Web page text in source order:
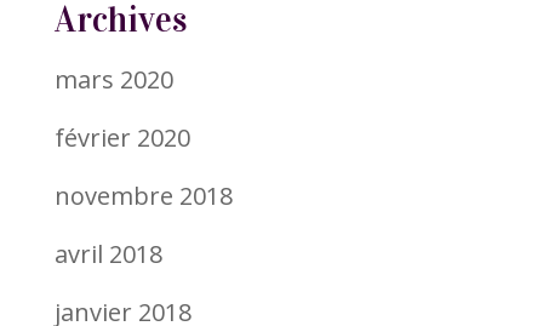
Archives
mars 2020
février 2020
novembre 2018
avril 2018
janvier 2018